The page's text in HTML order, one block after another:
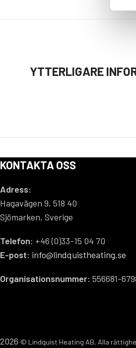
YTTERLIGARE
KONTAKTA OSS
Adress:
Hagavägen 9, 518 40
Sjömarken, Sverige
Telefon: +46 (0)33-15 04 70
E-post: info@lindquistheating.se
Organisationsnummer: 556681-
2026 © Lindquist Heating AB, Alla